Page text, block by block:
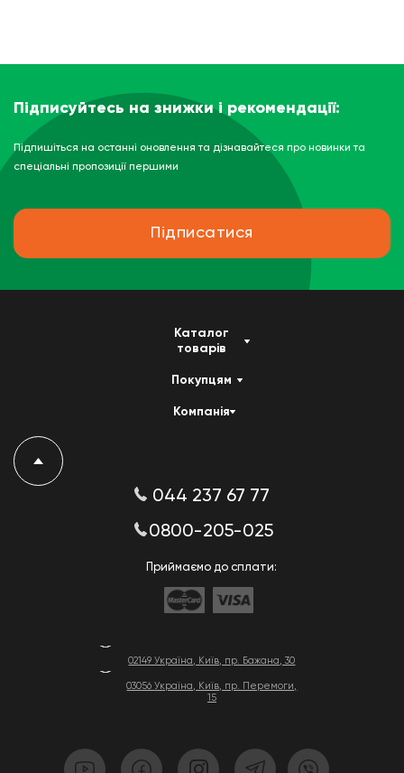
Підписуйтесь на знижки і рекомендації:
Підпишіться на останні оновлення та дізнавайтеся про новинки та
спеціальні пропозиції першими
Підписатися
02149 Україна, Київ, пр. Бажана, 30
03056 Україна, Київ, пр. Перемоги,
15
Каталог
товарів
Покупцям
Компанія
044 237 67 77
0800-205-025
Приймаємо до сплати: